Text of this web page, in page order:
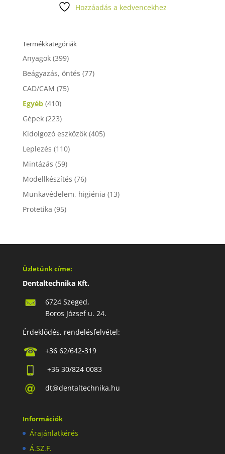
Hozzáadás a kedvencekhez
Termékkategóriák
Anyagok (399)
Beágyazás, öntés (77)
CAD/CAM (75)
Egyéb (410)
Gépek (223)
Kidolgozó eszközök (405)
Leplezés (110)
Mintázás (59)
Modellkészítés (76)
Munkavédelem, higiénia (13)
Protetika (95)
Üzletünk címe:
Dentaltechnika Kft.
6724 Szeged,
Boros József u. 24.
Érdeklődés, rendelésfelvétel:
+36 62/642-319
+36 30/824 0083
dt@dentaltechnika.hu
Információk
Árajánlatkérés
Á.SZ.F.